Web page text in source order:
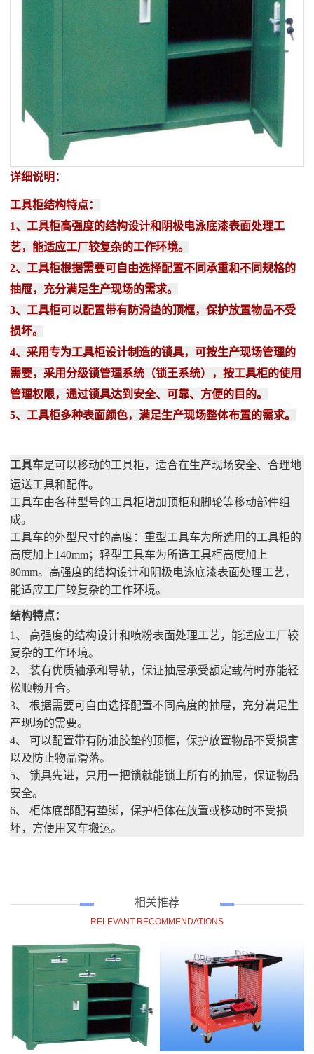
详细说明：
工具柜结构特点：
1、工具柜高强度的结构设计和阴极电泳底漆表面处理工
艺，能适应工厂较复杂的工作环境。
2、工具柜根据需要可自由选择配置不同承重和不同规格的
抽屉，充分满足生产现场的需求。
3、工具柜可以配置带有防滑垫的顶框，保护放置物品不受
损坏。
4、采用专为工具柜设计制造的锁具，可按生产现场管理的
需要，采用分级锁管理系统（锁王系统），按工具柜的使用
管理权限，通过锁具达到安全、可靠、方便的目的。
5、工具柜多种表面颜色，满足生产现场整体布置的需求。
工具车是可以移动的工具柜，适合在生产现场安全、合理地
运送工具和配件。
工具车由各种型号的工具柜增加顶柜和脚轮等移动部件组
成。
工具车的外型尺寸的高度：重型工具车为所选用的工具柜的
高度加上140mm；轻型工具车为所造工具柜高度加上
80mm。高强度的结构设计和阴极电泳底漆表面处理工艺，
能适应工厂较复杂的工作环境。
结构特点：
1、 高强度的结构设计和喷粉表面处理工艺，能适应工厂较
复杂的工作环境。
2、 装有优质轴承和导轨，保证抽屉承受额定载荷时亦能轻
松顺畅开合。
3、 根据需要可自由选择配置不同高度的抽屉，充分满足生
产现场的需要。
4、 可以配置带有防油胶垫的顶框，保护放置物品不受损害
以及防止物品滑落。
5、 锁具先进，只用一把锁就能锁上所有的抽屉，保证物品
安全。
6、 柜体底部配有垫脚，保护柜体在放置或移动时不受损
坏，方便用叉车搬运。
相关推荐
RELEVANT RECOMMENDATIONS